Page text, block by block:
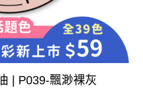
| P039-飄渺裸灰